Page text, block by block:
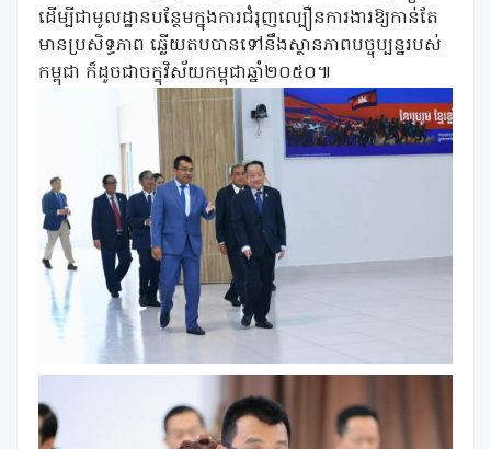
ដើម្បីជាមូលដ្ឋានបន្ថែមក្នុងការជំរុញល្បឿនការងារឱ្យកាន់តែ
មានប្រសិទ្ធភាព ឆ្លើយតបបានទៅនឹងស្ថានភាពបច្ចុប្បន្នរបស់
កម្ពុជា ក៏ដូចជាចក្ខុវិស័យកម្ពុជាឆ្នាំ២០៥០៕